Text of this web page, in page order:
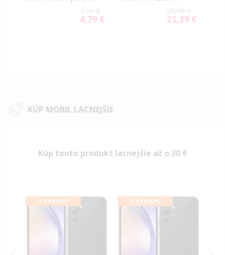
7,99 €
Special
4,79 €
C,2xMagSafe) biela
25,99 €
Special
23,39 €
KÚP MOBIL LACNEJŠIE
Kúp tento produkt lacnejšie až o 30 €
Z VÝKUPU Z VÝKUPU